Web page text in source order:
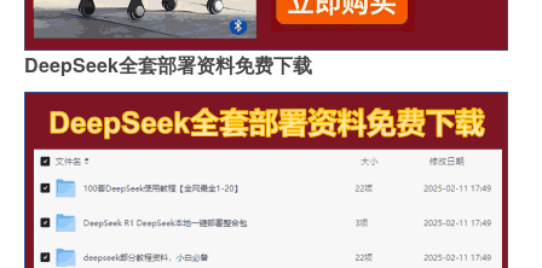
DeepSeek全套部署资料免费下载